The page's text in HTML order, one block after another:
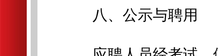
八、公示与聘用